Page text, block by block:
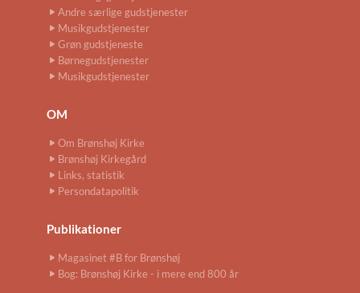
Andre særlige gudstjenester
Musikgudstjenester
Grøn gudstjeneste
Børnegudstjenester
Musikgudstjenester
OM
Om Brønshøj Kirke
Brønshøj Kirkegård
Links, statistik
Persondatapolitik
Publikationer
Magasinet #B for Brønshøj
Bog: Brønshøj Kirke - i mere end 800 år